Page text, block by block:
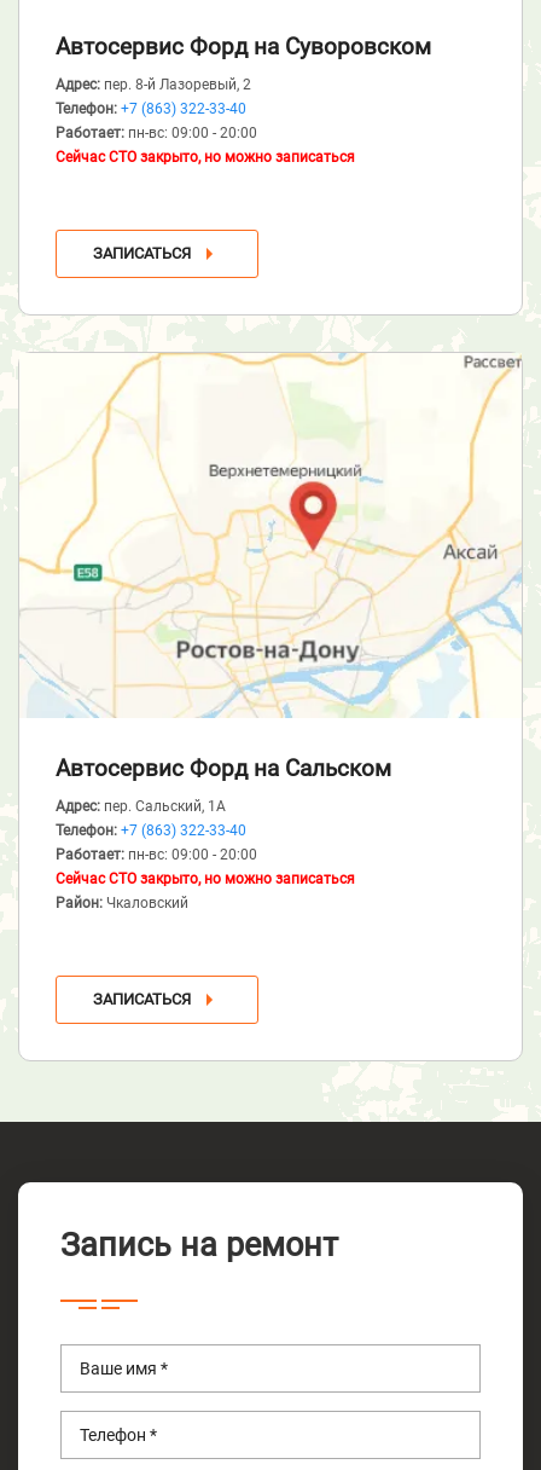
Автосервис Форд на Суворовском
Адрес: пер. 8-й Лазоревый, 2
Телефон: +7 (863) 322-33-40
Работает: пн-вс: 09:00 - 20:00
Сейчас СТО закрыто, но можно записаться
ЗАПИСАТЬСЯ
Автосервис Форд на Сальском
Адрес: пер. Сальский, 1А
Телефон: +7 (863) 322-33-40
Работает: пн-вс: 09:00 - 20:00
Сейчас СТО закрыто, но можно записаться
Район: Чкаловский
ЗАПИСАТЬСЯ
Запись на ремонт